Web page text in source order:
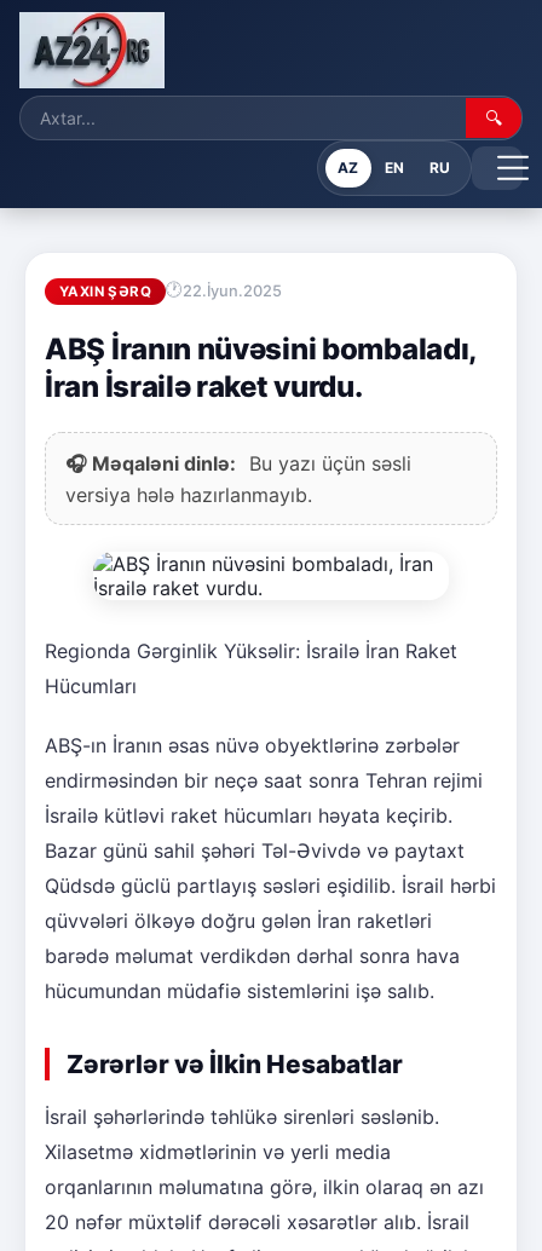
🔍
AZ EN RU
YAXIN ŞƏRQ 22.İyun.2025
ABŞ İranın nüvəsini bombaladı,
İran İsrailə raket vurdu.
🎧 Məqaləni dinlə:
Bu yazı üçün səsli
versiya hələ hazırlanmayıb.
Regionda Gərginlik Yüksəlir: İsrailə İran Raket
Hücumları
ABŞ-ın İranın əsas nüvə obyektlərinə zərbələr
endirməsindən bir neçə saat sonra Tehran rejimi
İsrailə kütləvi raket hücumları həyata keçirib.
Bazar günü sahil şəhəri Təl-Əvivdə və paytaxt
Qüdsdə güclü partlayış səsləri eşidilib. İsrail hərbi
qüvvələri ölkəyə doğru gələn İran raketləri
barədə məlumat verdikdən dərhal sonra hava
hücumundan müdafiə sistemlərini işə salıb.
Zərərlər və İlkin Hesabatlar
İsrail şəhərlərində təhlükə sirenləri səslənib.
Xilasetmə xidmətlərinin və yerli media
orqanlarının məlumatına görə, ilkin olaraq ən azı
20 nəfər müxtəlif dərəcəli xəsarətlər alıb. İsrail